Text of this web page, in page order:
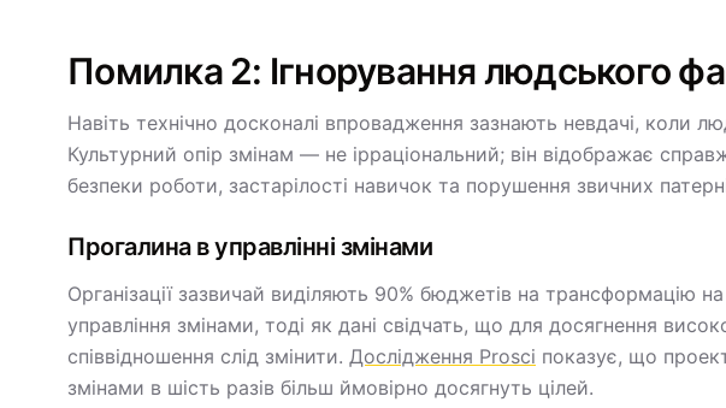
Помилка 2: Ігнорування людського
Навіть технічно досконалі впровадження зазнають невдачі, коли
Культурний опір змінам — не ірраціональний; він відображає
безпеки роботи, застарілості навичок та порушення звичних
Прогалина в управлінні змінами
Організації зазвичай виділяють 90% бюджетів на трансформацію на
управління змінами, тоді як дані свідчать, що для досягнення
співвідношення слід змінити. Дослідження Prosci показує, що
змінами в шість разів більш ймовірно досягнуть цілей.